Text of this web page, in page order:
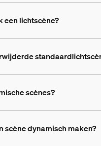
een lichtscène?
scènes?
scène dynamisch maken?